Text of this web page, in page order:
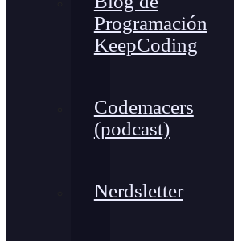
Programación
KeepCoding
Codemacers
(podcast)
Nerdsletter